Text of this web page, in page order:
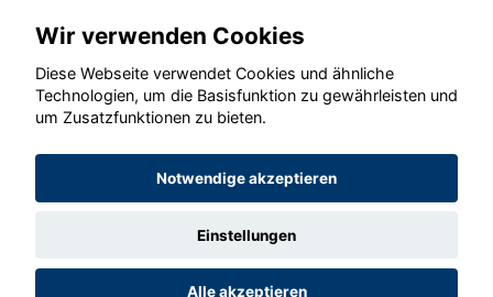
© konjunkturmotor.de GmbH 2020 - 2026
Wir verwenden Cookies
Diese Webseite verwendet Cookies und ähnliche
Technologien, um die Basisfunktion zu gewährleisten und
um Zusatzfunktionen zu bieten.
Notwendige akzeptieren
Einstellungen
Alle akzeptieren